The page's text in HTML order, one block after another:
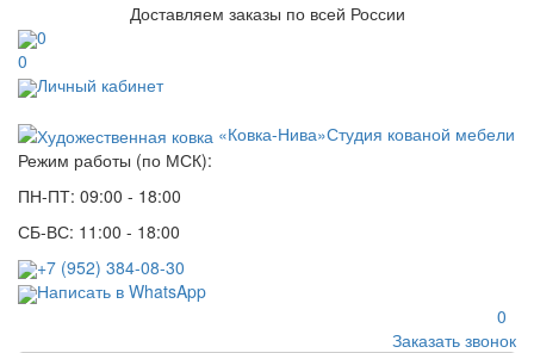
Доставляем заказы по всей России
0
0
Личный кабинет
«Ковка-Нива»Студия кованой мебели
Режим работы (по МСК):
ПН-ПТ: 09:00 - 18:00
СБ-ВС: 11:00 - 18:00
+7 (952) 384-08-30
Написать в WhatsApp
0
Заказать звонок